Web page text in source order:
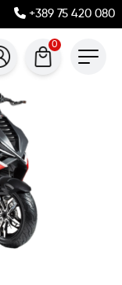
+389 75 420 080
0